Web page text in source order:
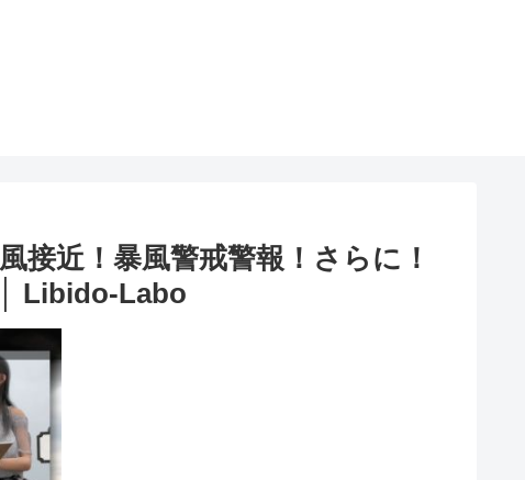
接近！暴風警戒警報！さらに！
Libido-Labo